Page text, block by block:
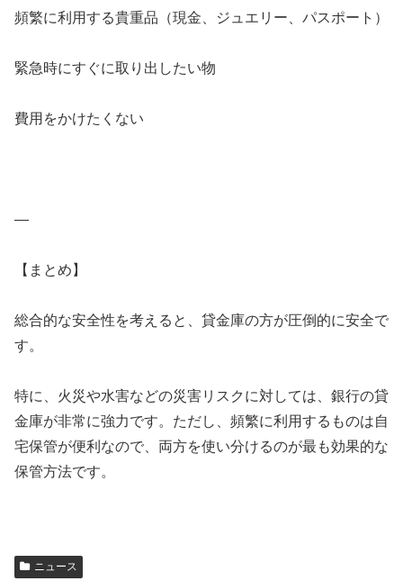
頻繁に利用する貴重品（現金、ジュエリー、パスポート）
緊急時にすぐに取り出したい物
費用をかけたくない
—
【まとめ】
総合的な安全性を考えると、貸金庫の方が圧倒的に安全で
す。
特に、火災や水害などの災害リスクに対しては、銀行の貸
金庫が非常に強力です。ただし、頻繁に利用するものは自
宅保管が便利なので、両方を使い分けるのが最も効果的な
保管方法です。
ニュース